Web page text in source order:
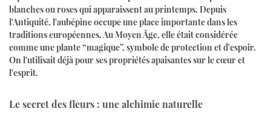
blanches ou roses qui apparaissent au printemps. Depuis
l'Antiquité, l'aubépine occupe une place importante dans les
traditions européennes. Au Moyen Âge, elle était considérée
comme une plante “magique”, symbole de protection et d'espoir.
On l'utilisait déjà pour ses propriétés apaisantes sur le cœur et
l'esprit.
Le secret des fleurs : une alchimie naturelle